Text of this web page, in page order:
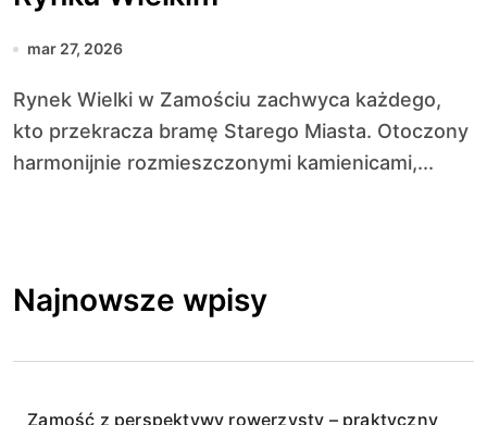
mar 27, 2026
Rynek Wielki w Zamościu zachwyca każdego,
kto przekracza bramę Starego Miasta. Otoczony
harmonijnie rozmieszczonymi kamienicami,...
Najnowsze wpisy
Zamość z perspektywy rowerzysty – praktyczny